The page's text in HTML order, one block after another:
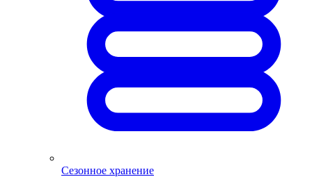
Сезонное хранение